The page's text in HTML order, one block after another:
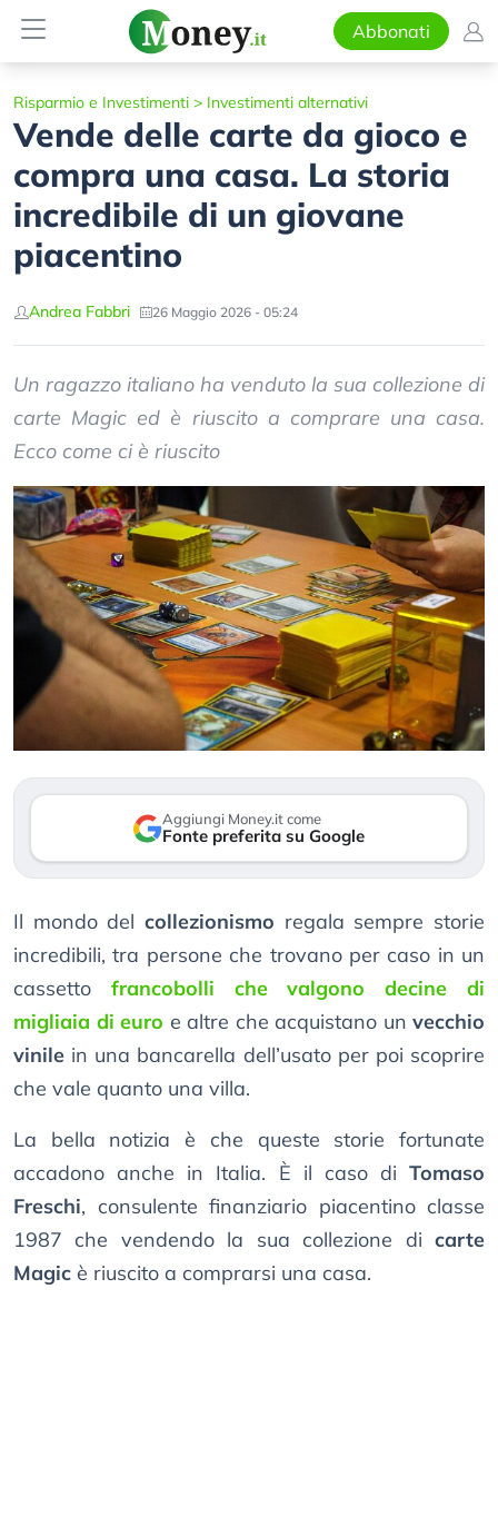
Abbonati
Risparmio e Investimenti > Investimenti alternativi
Vende delle carte da gioco e
compra una casa. La storia
incredibile di un giovane
piacentino
Andrea Fabbri 26 Maggio 2026 - 05:24
Un ragazzo italiano ha venduto la sua collezione di
carte Magic ed è riuscito a comprare una casa.
Ecco come ci è riuscito
Aggiungi Money.it come
Fonte preferita su Google
Il mondo del collezionismo regala sempre storie
incredibili, tra persone che trovano per caso in un
cassetto francobolli che valgono decine di
migliaia di euro e altre che acquistano un vecchio
vinile in una bancarella dell’usato per poi scoprire
che vale quanto una villa.
La bella notizia è che queste storie fortunate
accadono anche in Italia. È il caso di Tomaso
Freschi, consulente finanziario piacentino classe
1987 che vendendo la sua collezione di carte
Magic è riuscito a comprarsi una casa.